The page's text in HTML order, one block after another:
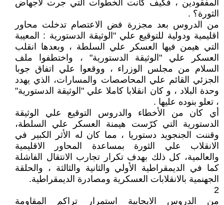
المفقودين ، فكيف كانت الخطوات التي جرت لاجهاض
الثورة؟ .
من الدروس بعد مجزرة فض الاعتصام تدخلت محاور
اقليمية ودولية للتوقيع علي "الوثيقة الدستورية : المعيبة
التي هيمن فيها العسكر علي السلطة ، وبعدها انقلب
العسكر علي "الوثيقة الدستورية" ، واختطفوا ملف
السلام من مجلس الوزراء ، ووقعوا علي اتفاق جوبا
الجزئي القائم علي المحاصصات والمسارات، الذي يهدد
وحدة البلاد ، و كان انقلابا كاملا علي "الوثيقة الدستورية"
، تعلو بنوده عليها .
أي كان من الأخطاء والدروس التوقيع علي الوثيقة
الدستورية التي كرّست هيمنة العسكر علي السلطة،
وقننت الجنجويد دستوريا ، مما كان له الأثر الكبير في
الانقلاب علي الثورة بمساعدة المحاور الاقليمية
والعالمية، كل ذلك بهدف تكرار تجارب الانتقال الفاشلة
كما في الديمقراطية الأولي والثانية والثالثة ، والحلقة
الجهنمية بالانقلابات العسكرية ومصادرة الديمقراطية.
2
من الدروس الايجابية استمرار تراكم المقاومة